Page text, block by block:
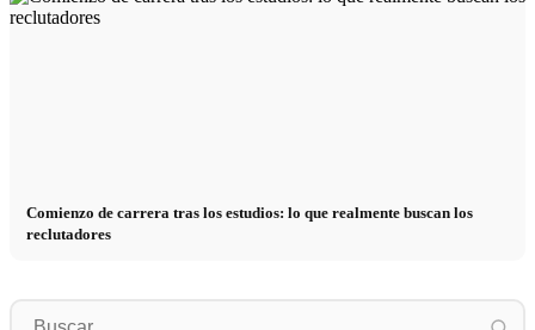
Comienzo de carrera tras los estudios: lo que realmente buscan los
reclutadores